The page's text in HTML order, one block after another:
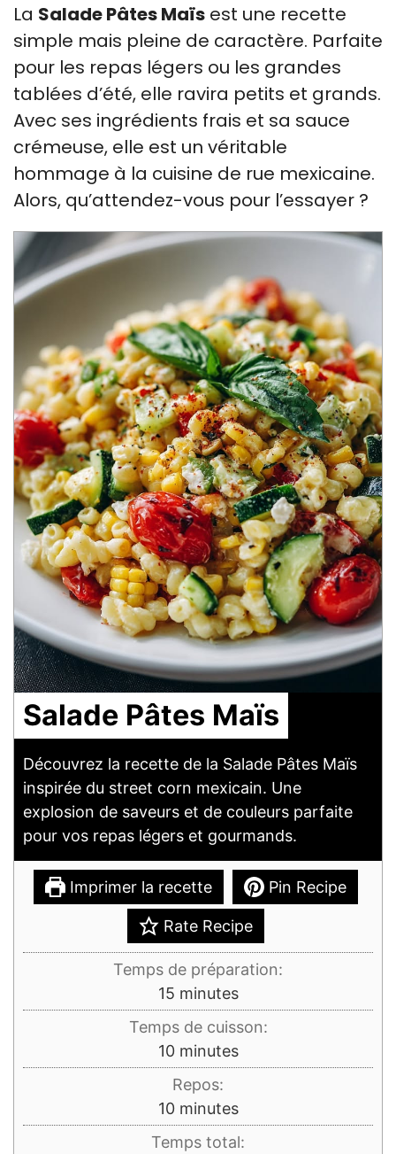
La Salade Pâtes Maïs est une recette
simple mais pleine de caractère. Parfaite
pour les repas légers ou les grandes
tablées d’été, elle ravira petits et grands.
Avec ses ingrédients frais et sa sauce
crémeuse, elle est un véritable
hommage à la cuisine de rue mexicaine.
Alors, qu’attendez-vous pour l’essayer ?
Salade Pâtes Maïs
Découvrez la recette de la Salade Pâtes Maïs
inspirée du street corn mexicain. Une
explosion de saveurs et de couleurs parfaite
pour vos repas légers et gourmands.
Imprimer la recette Pin Recipe
Rate Recipe
Temps de préparation:
15minutes
minutes
Temps de cuisson:
10minutes
minutes
Repos:
10minutes
minutes
Temps total: